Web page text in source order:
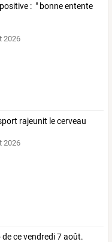
: " bonne entente
2026
rajeunit le cerveau
2026
de ce vendredi 7 août.